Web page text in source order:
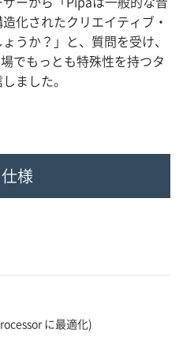
化されたクリエイティブ・
うか？」と、質問を受け、
でもっとも特殊性を持つタ
ました。
仕様
に最適化)